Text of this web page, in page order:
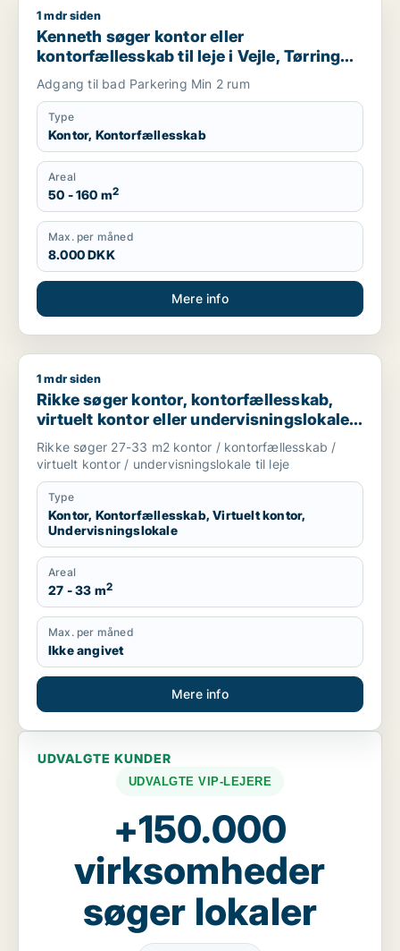
Kenneth søger kontor eller kontorfællesskab til leje i Vejle,
1 mdr siden
Kenneth søger kontor eller
kontorfællesskab til leje i Vejle, Tørring
eller Uldum m.fl.
Adgang til bad Parkering Min 2 rum
Type
Kontor, Kontorfællesskab
Areal
50 - 160 m2
Max. per måned
8.000 DKK
Mere info
Rikke søger kontor, kontorfællesskab, virtuelt kontor eller
1 mdr siden
Rikke søger kontor, kontorfællesskab,
virtuelt kontor eller undervisningslokale
til leje i Middelfart, Egtved eller Viuf m.fl.
Rikke søger 27-33 m2 kontor / kontorfællesskab /
virtuelt kontor / undervisningslokale til leje
Type
Kontor, Kontorfællesskab, Virtuelt kontor,
Undervisningslokale
Areal
27 - 33 m2
Max. per måned
Ikke angivet
Mere info
UDVALGTE KUNDER
UDVALGTE VIP-LEJERE
+150.000
virksomheder
søger lokaler